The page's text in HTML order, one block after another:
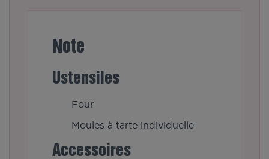
Note
Ustensiles
Four
Moules à tarte individuelle
Accessoires